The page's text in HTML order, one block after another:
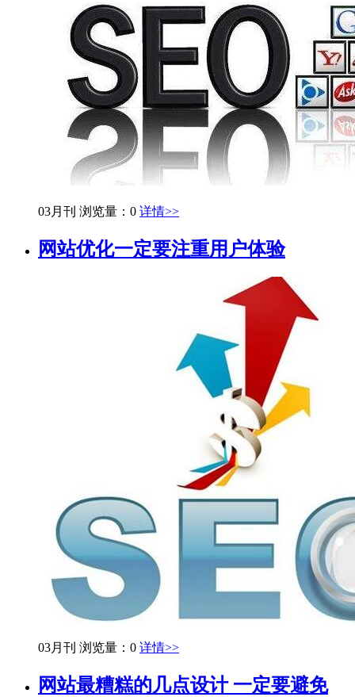
03月刊 浏览量：0 详情>>
网站优化一定要注重用户体验
03月刊 浏览量：0 详情>>
网站最糟糕的几点设计 一定要避免